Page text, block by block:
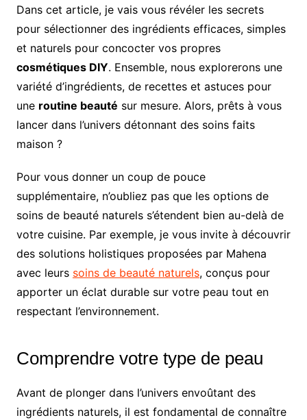
Dans cet article, je vais vous révéler les secrets
pour sélectionner des ingrédients efficaces, simples
et naturels pour concocter vos propres
cosmétiques DIY. Ensemble, nous explorerons une
variété d’ingrédients, de recettes et astuces pour
une routine beauté sur mesure. Alors, prêts à vous
lancer dans l’univers détonnant des soins faits
maison ?
Pour vous donner un coup de pouce
supplémentaire, n’oubliez pas que les options de
soins de beauté naturels s’étendent bien au-delà de
votre cuisine. Par exemple, je vous invite à découvrir
des solutions holistiques proposées par Mahena
avec leurs soins de beauté naturels, conçus pour
apporter un éclat durable sur votre peau tout en
respectant l’environnement.
Comprendre votre type de peau
Avant de plonger dans l’univers envoûtant des
ingrédients naturels, il est fondamental de connaître